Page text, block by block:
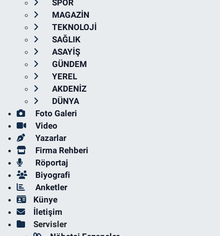
SPOR
MAGAZİN
TEKNOLOJİ
SAĞLIK
ASAYİŞ
GÜNDEM
YEREL
AKDENİZ
DÜNYA
Foto Galeri
Video
Yazarlar
Firma Rehberi
Röportaj
Biyografi
Anketler
Künye
İletişim
Servisler